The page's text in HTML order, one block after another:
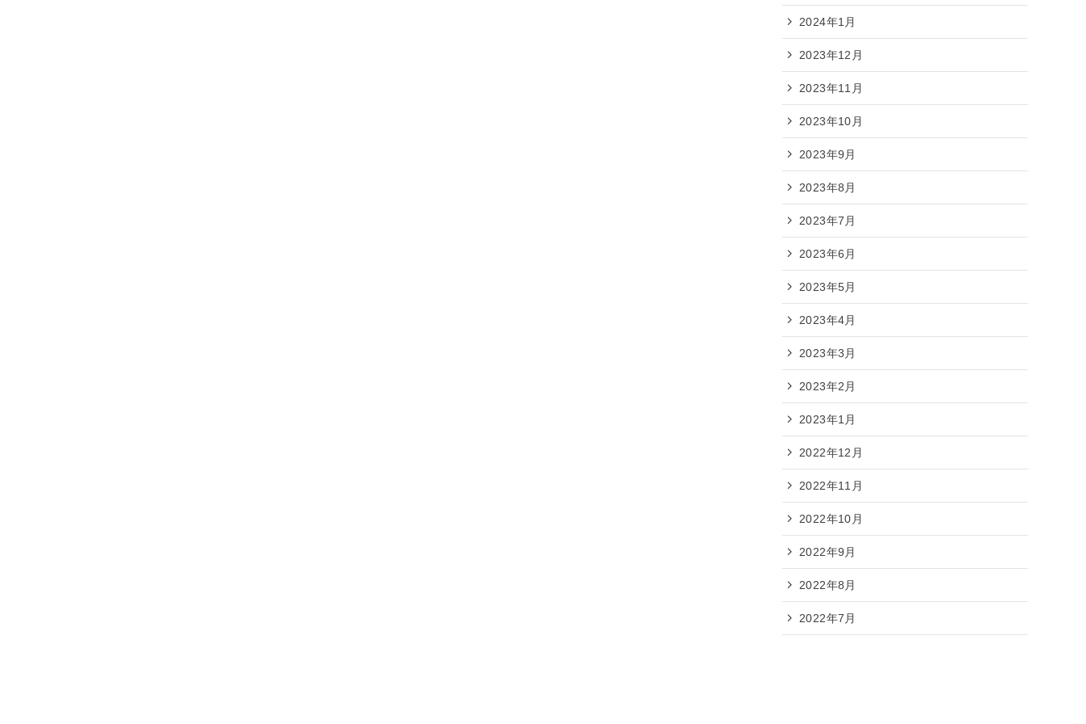
2024年1月
2023年12月
2023年11月
2023年10月
2023年9月
2023年8月
2023年7月
2023年6月
2023年5月
2023年4月
2023年3月
2023年2月
2023年1月
2022年12月
2022年11月
2022年10月
2022年9月
2022年8月
2022年7月